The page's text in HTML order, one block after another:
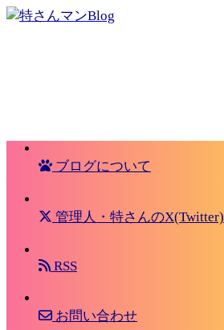
ブログについて
管理人・特さんのX(Twitter)
RSS
お問い合わせ